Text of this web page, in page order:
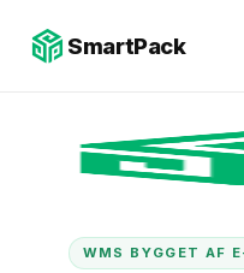
SmartPack
WMS BYGGET AF